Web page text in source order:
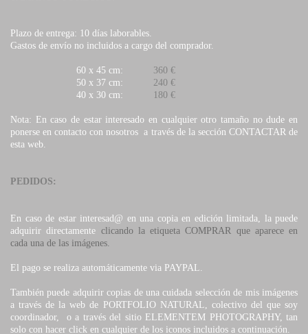
Plazo de entrega: 10 días laborables.
Gastos de envío no incluidos a cargo del comprador.
60 x 45 cm:
360 €
50 x 37 cm:
240 €
40 x 30 cm:
180 €
Nota: En caso de estar interesado en cualquier otro tamaño no dude en
ponerse en contacto con nosotros a través de la sección CONTACTAR de
esta web.
PEDIDOS:
En caso de estar interesad@ en una copia en edición limitada, la puede
adquirir directamente clicando la etiqueta COMPRAR que aparece en
cada una de las imágenes.
El pago se realiza automáticamente via PAYPAL.
También puede adquirir copias de una cuidada selección de mis imágenes
a través de la web de PORTFOLIO NATURAL, colectivo del que soy
coordinador, o a través del sitio ELEMENTEM PHOTOGRAPHY, tan
solo con hacer click en cualquier de los iconos incluidos a continuación.